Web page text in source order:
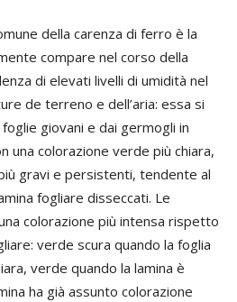
della carenza di ferro è la
compare nel corso della
di elevati livelli di umidità nel
de terreno e dell’aria: essa si
giovani e dai germogli in
una colorazione verde più chiara,
gravi e persistenti, tendente al
fogliare disseccati. Le
colorazione più intensa rispetto
verde scura quando la foglia
verde quando la lamina è
ha già assunto colorazione